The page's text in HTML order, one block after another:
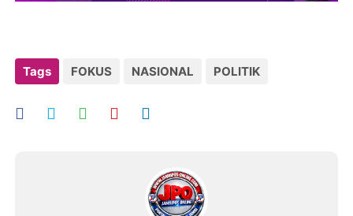
Tags FOKUS NASIONAL POLITIK